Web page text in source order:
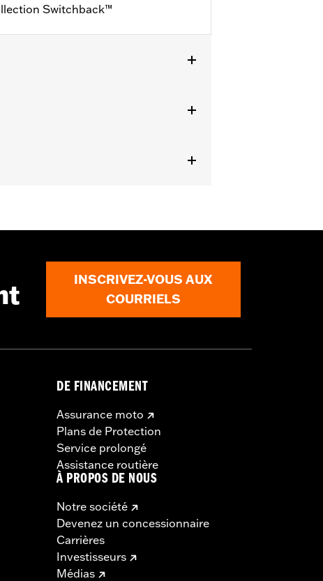
Switchback™
41600219 et 41600220.
INSCRIVEZ-VOUS AUX
COURRIELS
DE FINANCEMENT
Assurance moto
Plans de Protection
Service prolongé
Assistance routière
À PROPOS DE NOUS
Notre société
Devenez un concessionnaire
Carrières
Investisseurs
Médias